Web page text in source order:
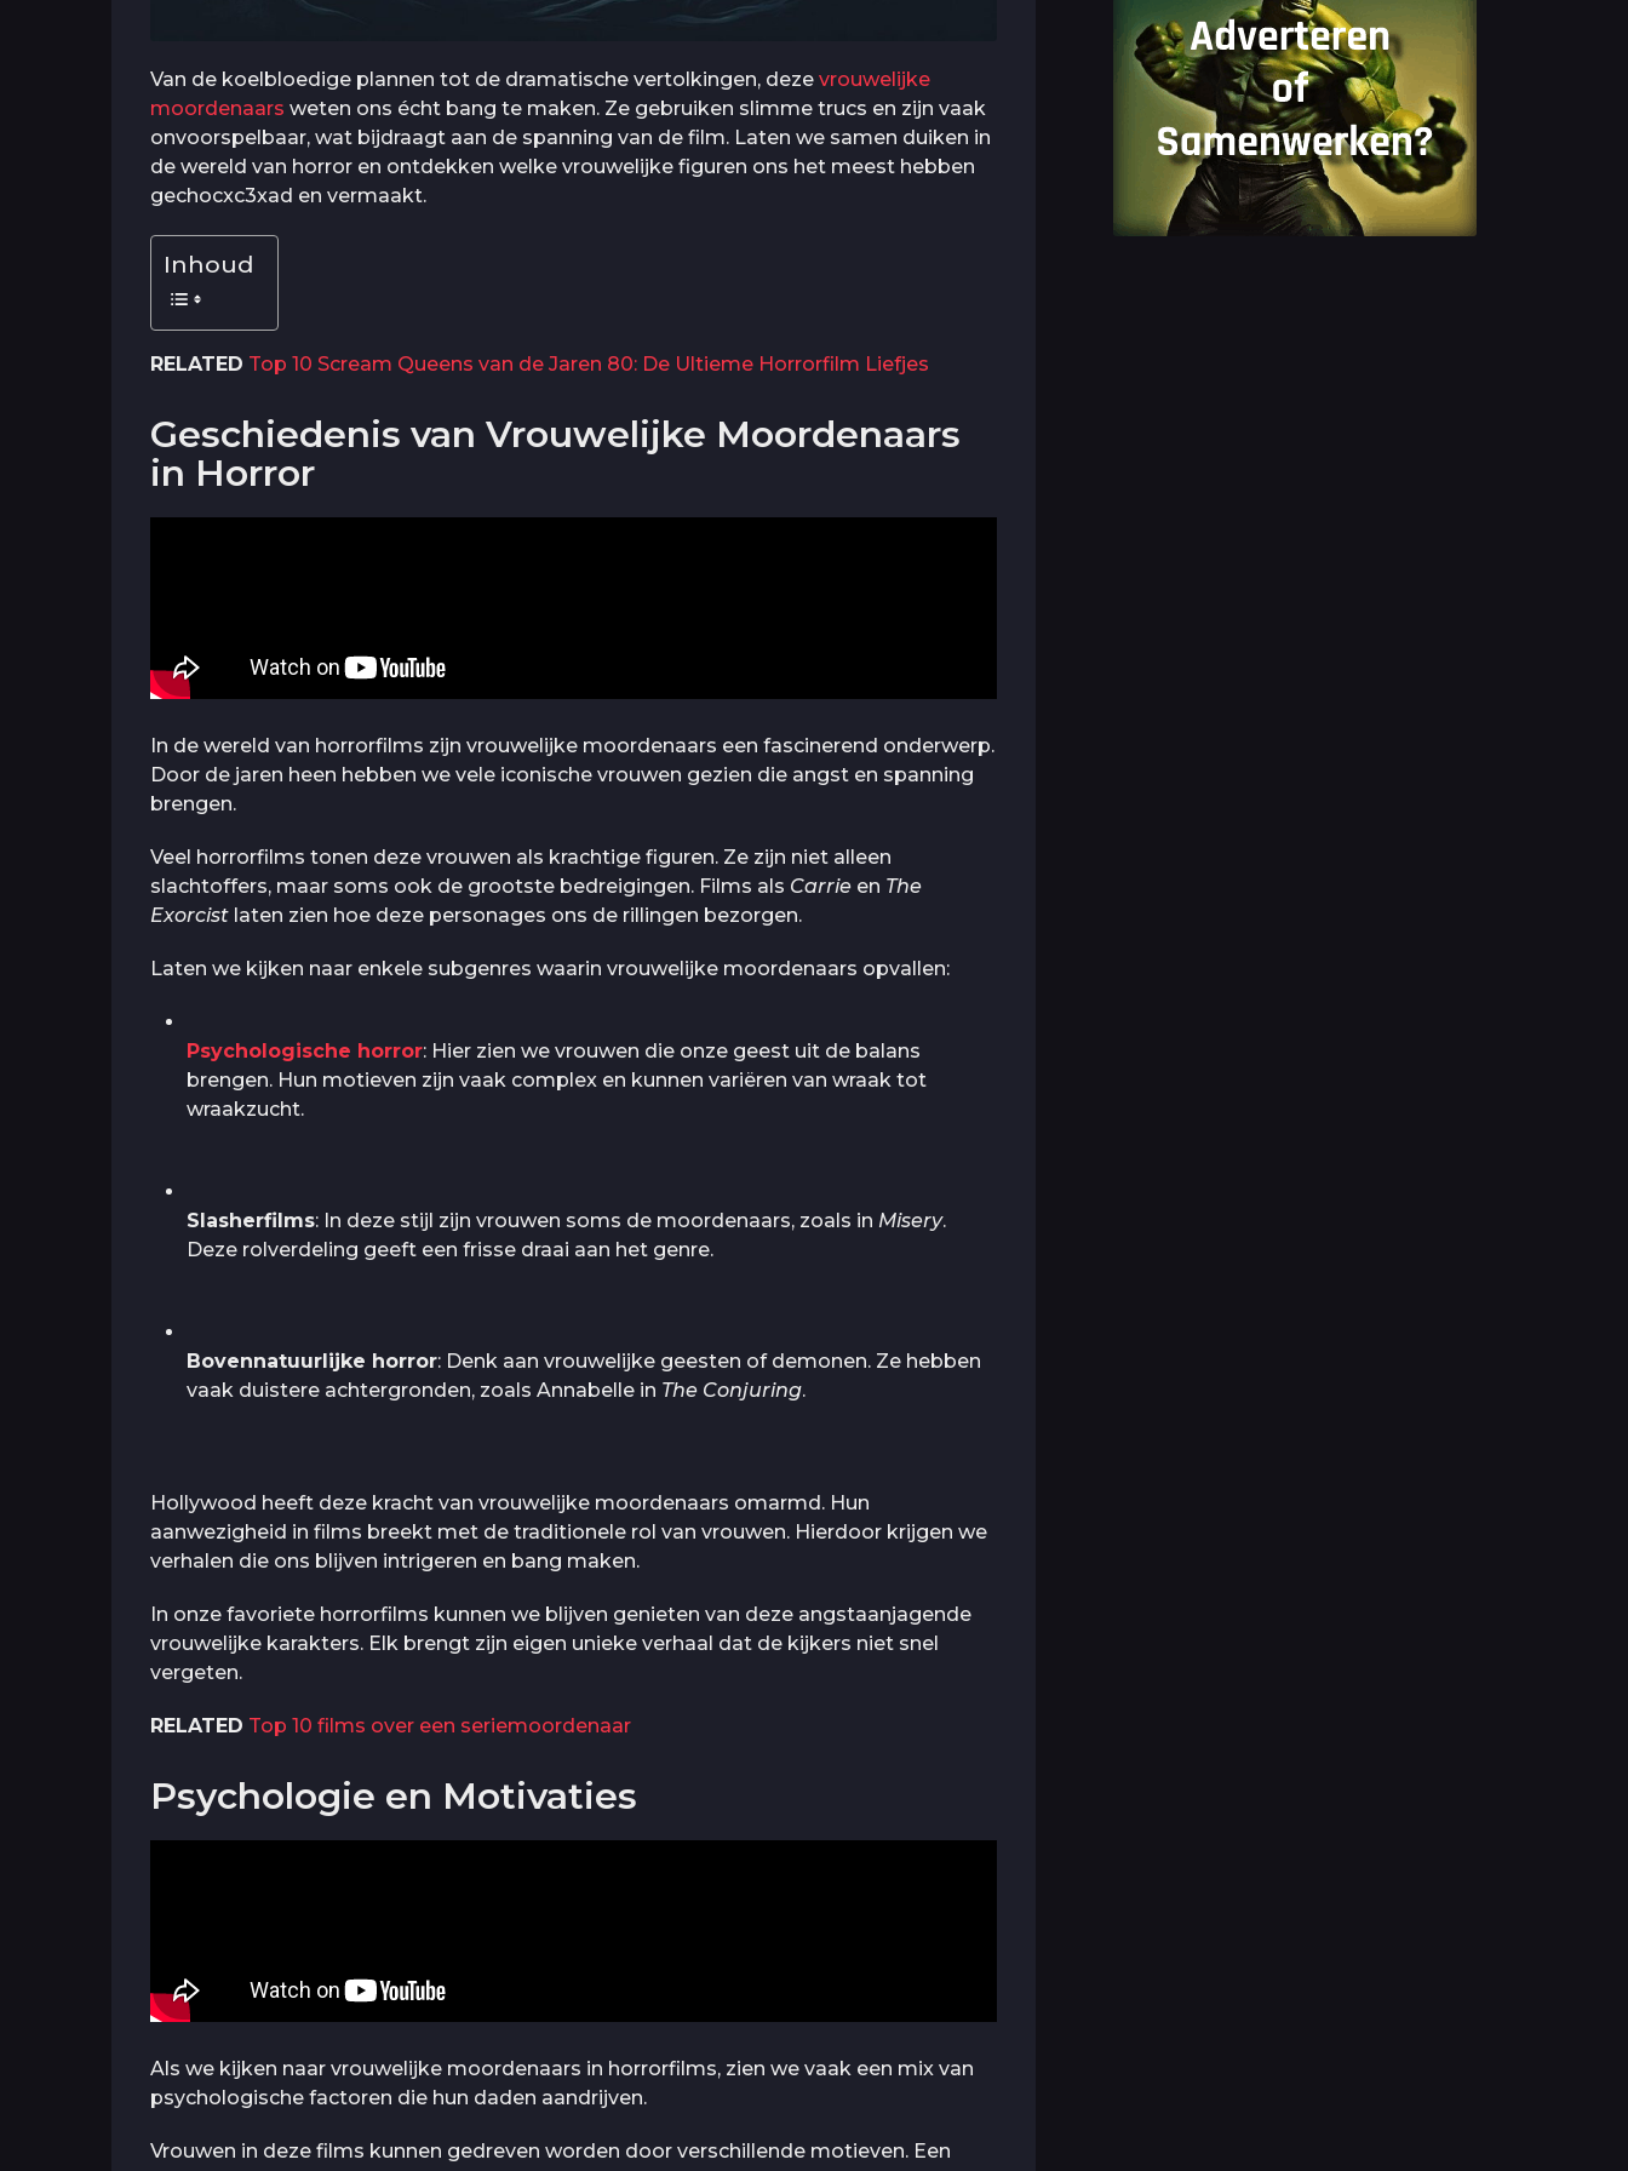
Van de koelbloedige plannen tot de dramatische vertolkingen, deze vrouwelijke
moordenaars weten ons écht bang te maken. Ze gebruiken slimme trucs en zijn vaak
onvoorspelbaar, wat bijdraagt aan de spanning van de film. Laten we samen duiken in
de wereld van horror en ontdekken welke vrouwelijke figuren ons het meest hebben
gechocxc3xad en vermaakt.
Inhoud
RELATED Top 10 Scream Queens van de Jaren 80: De Ultieme Horrorfilm Liefjes
Geschiedenis van Vrouwelijke Moordenaars
in Horror
In de wereld van horrorfilms zijn vrouwelijke moordenaars een fascinerend onderwerp.
Door de jaren heen hebben we vele iconische vrouwen gezien die angst en spanning
brengen.
Veel horrorfilms tonen deze vrouwen als krachtige figuren. Ze zijn niet alleen
slachtoffers, maar soms ook de grootste bedreigingen. Films als Carrie en The
Exorcist laten zien hoe deze personages ons de rillingen bezorgen.
Laten we kijken naar enkele subgenres waarin vrouwelijke moordenaars opvallen:
Psychologische horror: Hier zien we vrouwen die onze geest uit de balans
brengen. Hun motieven zijn vaak complex en kunnen variëren van wraak tot
wraakzucht.
Slasherfilms: In deze stijl zijn vrouwen soms de moordenaars, zoals in Misery.
Deze rolverdeling geeft een frisse draai aan het genre.
Bovennatuurlijke horror: Denk aan vrouwelijke geesten of demonen. Ze hebben
vaak duistere achtergronden, zoals Annabelle in The Conjuring.
Hollywood heeft deze kracht van vrouwelijke moordenaars omarmd. Hun
aanwezigheid in films breekt met de traditionele rol van vrouwen. Hierdoor krijgen we
verhalen die ons blijven intrigeren en bang maken.
In onze favoriete horrorfilms kunnen we blijven genieten van deze angstaanjagende
vrouwelijke karakters. Elk brengt zijn eigen unieke verhaal dat de kijkers niet snel
vergeten.
RELATED Top 10 films over een seriemoordenaar
Psychologie en Motivaties
Als we kijken naar vrouwelijke moordenaars in horrorfilms, zien we vaak een mix van
psychologische factoren die hun daden aandrijven.
Vrouwen in deze films kunnen gedreven worden door verschillende motieven. Een